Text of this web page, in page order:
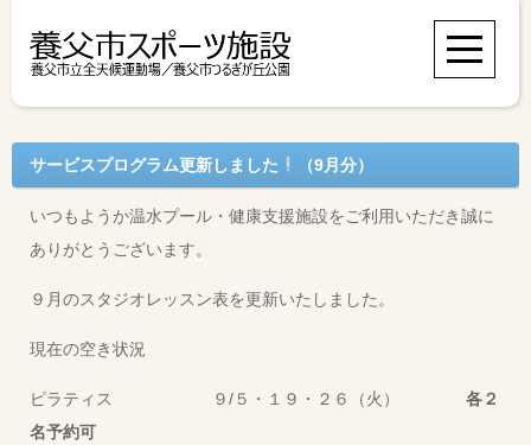
サービスプログラム更新しました （9月分）
いつもようか温水プール・健康支援施設をご利用いただき誠に
ありがとうございます。
９月のスタジオレッスン表を更新いたしました。
現在の空き状況
ピラティス ９/５・１９・２６（火） 各２
名予約可